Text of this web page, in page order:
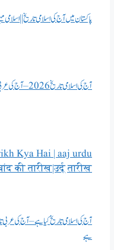
پاکستان میں آج کی اسلامی تاریخ || اسلامی
آج کی اسلامی تاریخ 2026 – آج کی عربی تاریخ 2026
Kya Hai | aaj urdu
की तारीख|उर्दू तारीख
آج کی اسلامی تاریخ کیا ہے – آج کی عربی
ہے